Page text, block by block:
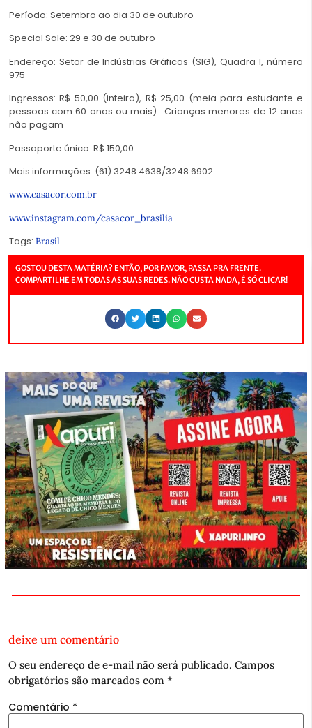
Período: Setembro ao dia 30 de outubro
Special Sale: 29 e 30 de outubro
Endereço: Setor de Indústrias Gráficas (SIG), Quadra 1, número
975
Ingressos: R$ 50,00 (inteira), R$ 25,00 (meia para estudante e
pessoas com 60 anos ou mais). Crianças menores de 12 anos
não pagam
Passaporte único: R$ 150,00
Mais informações: (61) 3248.4638/3248.6902
www.casacor.com.br
www.instagram.com/casacor_brasilia
Tags: Brasil
GOSTOU DESTA MATÉRIA? ENTÃO, POR FAVOR, PASSA PRA FRENTE.
COMPARTILHE EM TODAS AS SUAS REDES. NÃO CUSTA NADA, É SÓ CLICAR!
deixe um comentário
O seu endereço de e-mail não será publicado. Campos
obrigatórios são marcados com *
Comentário *